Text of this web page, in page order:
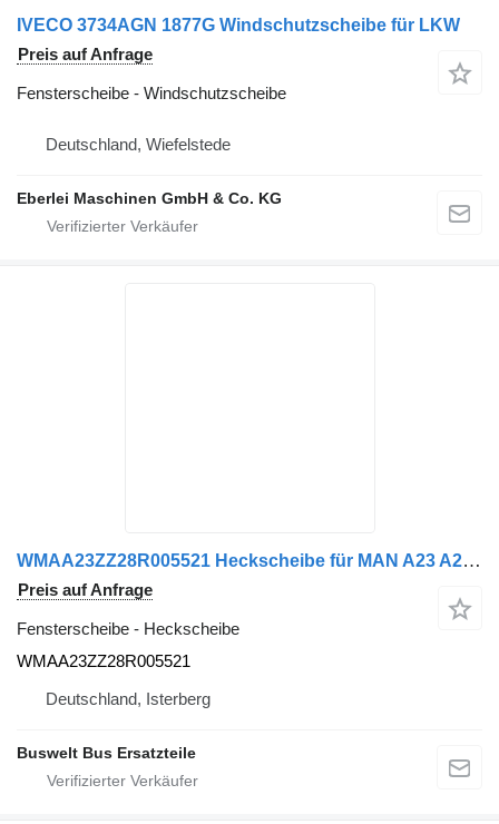
IVECO 3734AGN 1877G Windschutzscheibe für LKW
Preis auf Anfrage
Fensterscheibe - Windschutzscheibe
Deutschland, Wiefelstede
Eberlei Maschinen GmbH & Co. KG
WMAA23ZZ28R005521 Heckscheibe für MAN A23 A20 A21 Lions City 2009 Nutzfahrzeug
Preis auf Anfrage
Fensterscheibe - Heckscheibe
WMAA23ZZ28R005521
Deutschland, Isterberg
Buswelt Bus Ersatzteile